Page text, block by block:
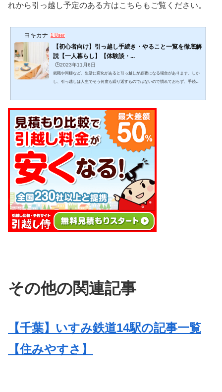
れから引っ越し予定のある方はこちらもご覧ください。
ヨキカナ 1 User
【初心者向け】引っ越し手続き・やること一覧を徹底解
説【一人暮らし】【体験談・...
🕒️2023年11月6日
就職や同棲など、生活に変化があると引っ越しが必要になる場合があります。しか
し、引っ越しは人生でそう何度も繰り返すものではないので慣れておらず、手続き
をこなし、失敗しない引っ越しを目指して下さい。 引っ越しは日数がかかりスケジ
ュール管理が必要で、見落としも発生し...
その他の関連記事
【千葉】いすみ鉄道14駅の記事一覧
【住みやすさ】